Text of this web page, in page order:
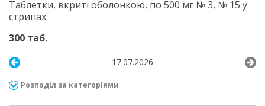
Таблетки, вкриті оболонкою, по 500 мг № 3, № 15 у
стрипах
300 таб.
17.07.2026
Розподіл за категоріями